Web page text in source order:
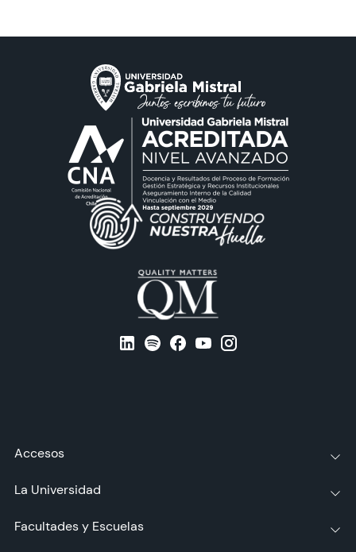
Accesos
La Universidad
Facultades y Escuelas